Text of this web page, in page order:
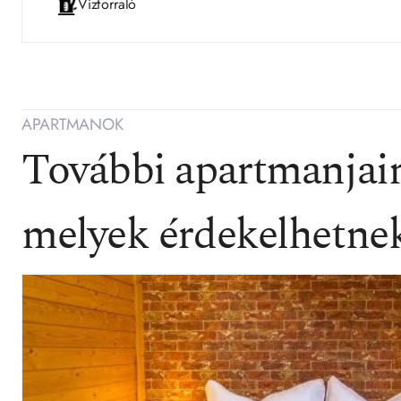
APARTMANOK
További
melyek